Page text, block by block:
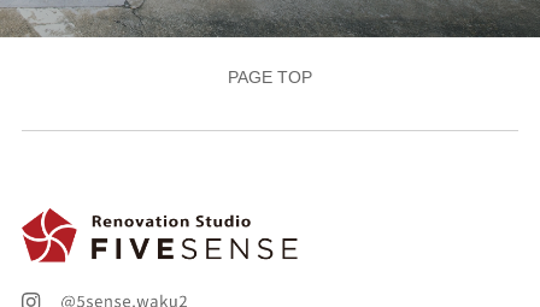
PAGE TOP